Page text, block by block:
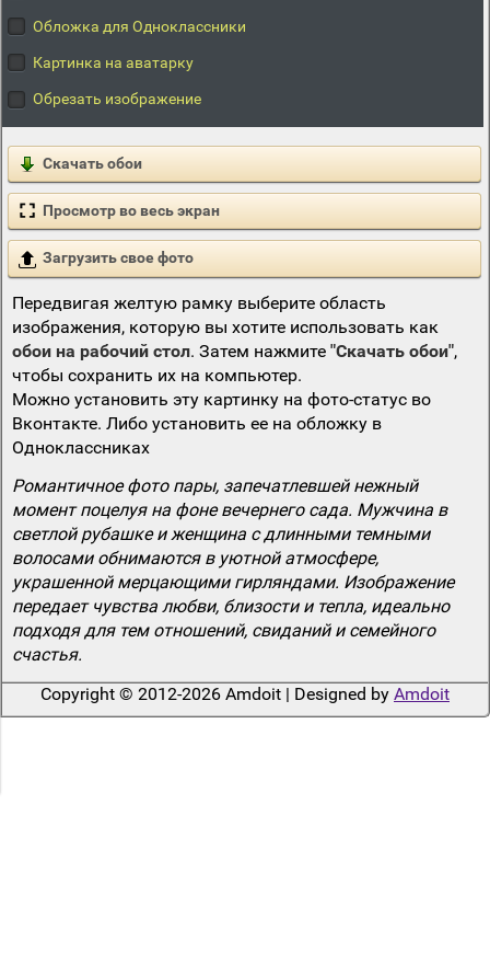
Обложка для Одноклассники
Картинка на аватарку
Обрезать изображение
Скачать обои
Просмотр во весь экран
Загрузить свое фото
Передвигая желтую рамку выберите область
изображения, которую вы хотите использовать как
обои на рабочий стол. Затем нажмите "Скачать обои",
чтобы сохранить их на компьютер.
Можно установить эту картинку на фото-статус во
Вконтакте. Либо установить ее на обложку в
Одноклассниках
Романтичное фото пары, запечатлевшей нежный
момент поцелуя на фоне вечернего сада. Мужчина в
светлой рубашке и женщина с длинными темными
волосами обнимаются в уютной атмосфере,
украшенной мерцающими гирляндами. Изображение
передает чувства любви, близости и тепла, идеально
подходя для тем отношений, свиданий и семейного
счастья.
Copyright © 2012-2026 Amdoit | Designed by Amdoit